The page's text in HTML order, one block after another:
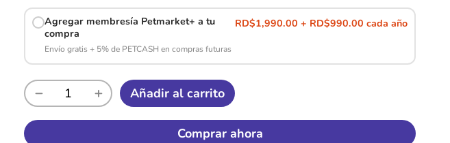
Agregar membresía Petmarket+ a tu
compra
Envío gratis + 5% de PETCASH en compras futuras
RD$1,990.00 + RD$990.00 cada año
Añadir al carrito
Comprar ahora